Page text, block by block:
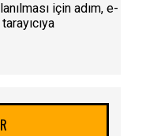
için adım, e-